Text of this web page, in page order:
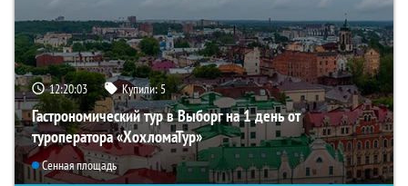
12:20:02 Купили:5
Гастрономический тур в Выборг на 1 день от
туроператора «ХохломаТур»
Сенная площадь